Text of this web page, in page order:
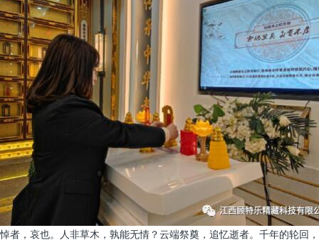
悼者，哀也。人非草木，孰能无情？云端祭奠，追忆逝者。千年的轮回，